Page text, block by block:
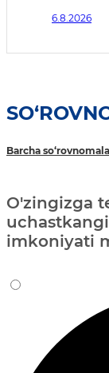
tadbirlari
6.8.2026
Barcha
O'zingizga
imkoniyati